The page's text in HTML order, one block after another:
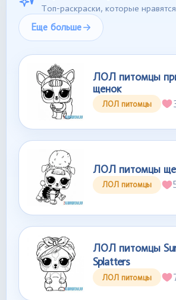
Топ-раскраски, которые
Еще больше
ЛОЛ питомцы
щенок
ЛОЛ питомцы
ЛОЛ питомцы
ЛОЛ питомцы
ЛОЛ питомцы
Splatters
ЛОЛ питомцы